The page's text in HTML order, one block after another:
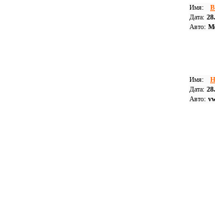
Имя:
Дата:
Авто:
Имя:
Дата:
Авто: